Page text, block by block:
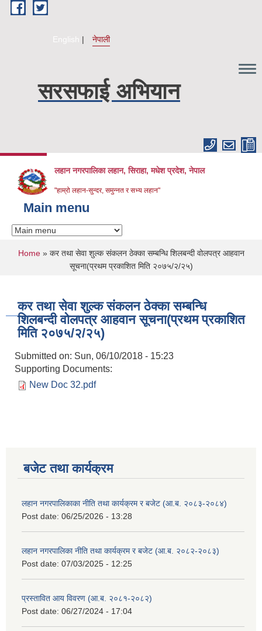
Skip to main content
English नेपाली
सरसफाई अभियान
लहान नगरपालिका लहान, सिराहा, मधेश प्रदेश, नेपाल
"हाम्रो लहान-सुन्दर, समुन्नत र सभ्य लहान"
Main menu
You are here
Home» कर तथा सेवा शुल्क संकलन ठेक्का सम्बन्धि शिलबन्दी वोलपत्र आहवान
सूचना(प्रथम प्रकाशित मिति २०७५/२/२५)
कर तथा सेवा शुल्क संकलन ठेक्का सम्बन्धि
शिलबन्दी वोलपत्र आहवान सूचना(प्रथम प्रकाशित
मिति २०७५/२/२५)
Submitted on: Sun, 06/10/2018 - 15:23
Supporting Documents:
New Doc 32.pdf
बजेट तथा कार्यक्रम
लहान नगरपालिकाका नीति तथा कार्यक्रम र बजेट (आ.ब. २०८३-२०८४)
Post date: 06/25/2026 - 13:28
लहान नगरपालिका नीति तथा कार्यक्रम र बजेट (आ.ब. २०८२-२०८३)
Post date: 07/03/2025 - 12:25
प्रस्तावित आय विवरण (आ.ब. २०८१-२०८२)
Post date: 06/27/2024 - 17:04